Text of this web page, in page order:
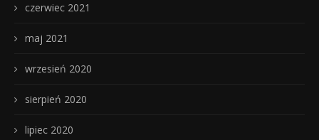
czerwiec 2021
maj 2021
wrzesień 2020
sierpień 2020
lipiec 2020